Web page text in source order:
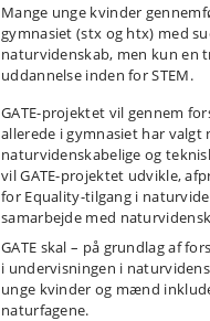
Mange unge kvinder
gymnasiet (stx og htx) med
naturvidenskab, men kun en
uddannelse inden for STEM.
GATE-projektet vil gennem
allerede i gymnasiet har
naturvidenskabelige og
vil GATE-projektet udvikle,
for Equality-tilgang i
samarbejde med
GATE skal – på grundlag af
i undervisningen i
unge kvinder og mænd
naturfagene.